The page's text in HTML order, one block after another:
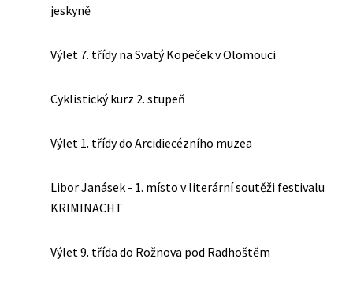
jeskyně
Výlet 7. třídy na Svatý Kopeček v Olomouci
Cyklistický kurz 2. stupeň
Výlet 1. třídy do Arcidiecézního muzea
Libor Janásek - 1. místo v literární soutěži festivalu
KRIMINACHT
Výlet 9. třída do Rožnova pod Radhoštěm